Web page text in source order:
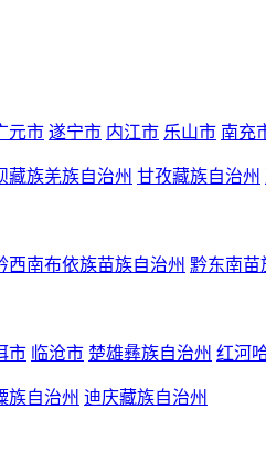
元市 遂宁市 内江市 乐山市 南充
藏族羌族自治州 甘孜藏族自治州
西南布依族苗族自治州 黔东南苗
市 临沧市 楚雄彝族自治州 红河
族自治州 迪庆藏族自治州